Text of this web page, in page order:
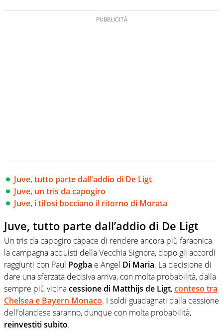
Juve, tutto parte dall'addio di De Ligt
Juve, un tris da capogiro
Juve, i tifosi bocciano il ritorno di Morata
Juve, tutto parte dall’addio di De Ligt
Un tris da capogiro capace di rendere ancora più faraonica
la campagna acquisti della Vecchia Signora, dopo gli accordi
raggiunti con Paul Pogba e Angel Di Maria. La decisione di
dare una sferzata decisiva arriva, con molta probabilità, dalla
sempre più vicinacessione di Matthijs de Ligt,conteso tra
Chelsea e Bayern Monaco. I soldi guadagnati dalla cessione
dell’olandese saranno, dunque con molta probabilità,
reinvestiti subito.